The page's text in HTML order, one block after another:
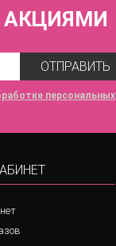
АКЦИЯМИ
ОТПРАВИТЬ
персональных